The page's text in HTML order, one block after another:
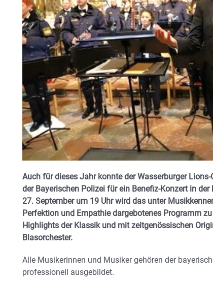
Auch für dieses Jahr konnte der Wasserburger
der Bayerischen Polizei für ein Benefiz-Konzert in
27. September um 19 Uhr wird das unter
Perfektion und Empathie dargebotenes Programm
Highlights der Klassik und mit zeitgenössischen
Blasorchester.
Alle Musikerinnen und Musiker gehören der
professionell ausgebildet.